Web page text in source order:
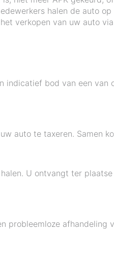
halen de auto
verkopen van uw auto
bod van een van
auto te taxeren. Samen
U ontvangt ter
probleemloze afhandeling